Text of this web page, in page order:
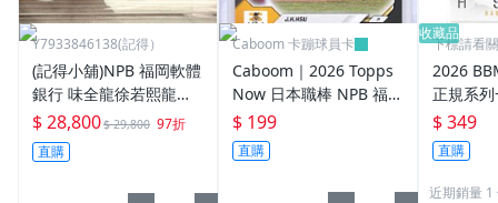
Y7933846138(記得）
(記得小舖)NPB 福岡軟體
銀行 味全龍徐若熙龍之
子 2026BBM Epoch 1st
親筆簽名卡 限量25張 現
貨如圖
$ 28,800$ 29,800 97折
直購
Caboom 卡蹦球員卡
Caboom｜2026 Topps
Now 日本職棒 NPB 福岡
軟銀鷹 徐若熙 日職首勝
紀念卡
$ 199
直購
收藏品
下標請看
2026
正規系
徐若熙
$ 349
直購
近期銷量 1